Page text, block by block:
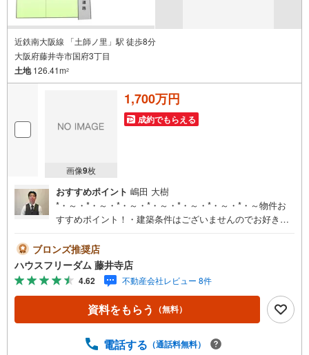
近鉄南大阪線 「土師ノ里」駅 徒歩8分
大阪府藤井寺市国府3丁目
土地126.41m2
画像9枚
1,700万円
成約でもらえる
おすすめポイント 嶋田 大樹
*・～・*・～・*・～・*・～・*・～・*・～・*・～物件お
すすめポイント！・建築条件はございませんのでお好きな
こだわりの夢のマイホームを叶えて下さい・近鉄南大阪線
「道明寺」駅徒歩6分で通勤、通学に便利です！・スーパー
やコンビニが徒歩10分圏内にあり、たいへん便利な立地で
す！お客様からのお問い合わせ心よりお待ちしておりま
す！----*----*----*----*----*----*----*----*---- 上場企業ならではの金
融機関との提携「住宅ローンを借りれるか心配されている
ローンについてもお気軽にご相談くださいお客様に応じた
ブロンズ推奨店
ハウスフリーダム 藤井寺店
4.62 不動産会社レビュー 8件
資料をもらう （無料）
電話する （通話料無料）